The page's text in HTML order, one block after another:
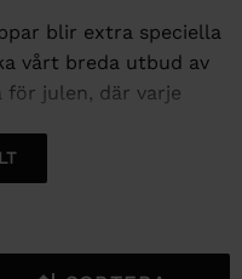
blir extra speciella
vårt breda utbud av
för julen, där varje
och skapa minnen
ut.
smycken och